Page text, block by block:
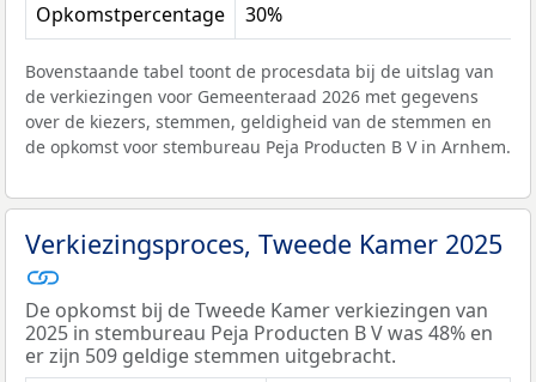
Opkomstpercentage 30%
Bovenstaande tabel toont de procesdata bij de uitslag van
de verkiezingen voor Gemeenteraad 2026 met gegevens
over de kiezers, stemmen, geldigheid van de stemmen en
de opkomst voor stembureau Peja Producten B V in Arnhem.
Verkiezingsproces, Tweede Kamer 2025
De opkomst bij de Tweede Kamer verkiezingen van
2025 in stembureau Peja Producten B V was 48% en
er zijn 509 geldige stemmen uitgebracht.